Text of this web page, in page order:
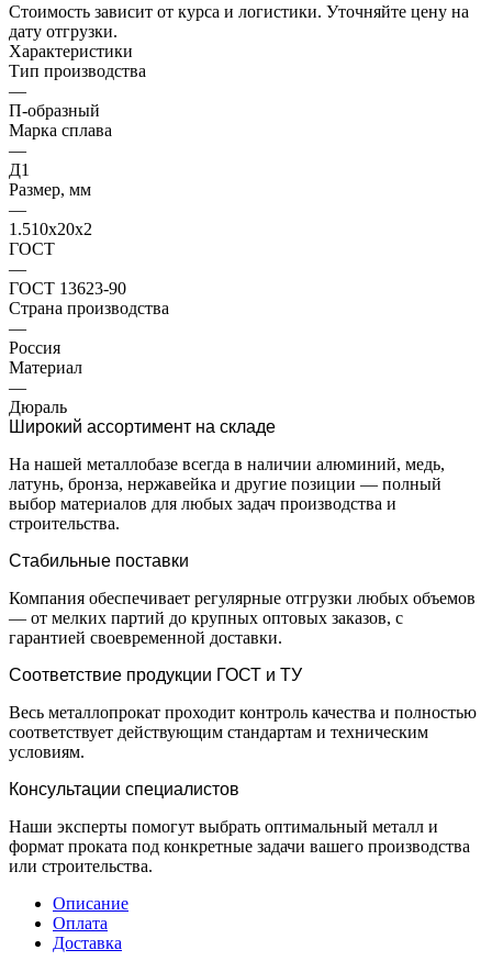
Стоимость зависит от курса и логистики. Уточняйте цену на
дату отгрузки.
Характеристики
Тип производства
—
П-образный
Марка сплава
—
Д1
Размер, мм
—
1.510х20х2
ГОСТ
—
ГОСТ 13623-90
Страна производства
—
Россия
Материал
—
Дюраль
Широкий ассортимент на складе
На нашей металлобазе всегда в наличии алюминий, медь,
латунь, бронза, нержавейка и другие позиции — полный
выбор материалов для любых задач производства и
строительства.
Стабильные поставки
Компания обеспечивает регулярные отгрузки любых объемов
— от мелких партий до крупных оптовых заказов, с
гарантией своевременной доставки.
Соответствие продукции ГОСТ и ТУ
Весь металлопрокат проходит контроль качества и полностью
соответствует действующим стандартам и техническим
условиям.
Консультации специалистов
Наши эксперты помогут выбрать оптимальный металл и
формат проката под конкретные задачи вашего производства
или строительства.
Описание
Оплата
Доставка